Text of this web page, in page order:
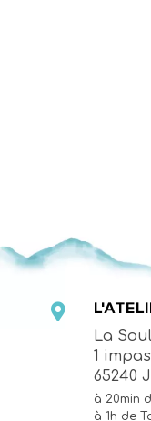

La
1
65240
à 20min
à 1h de